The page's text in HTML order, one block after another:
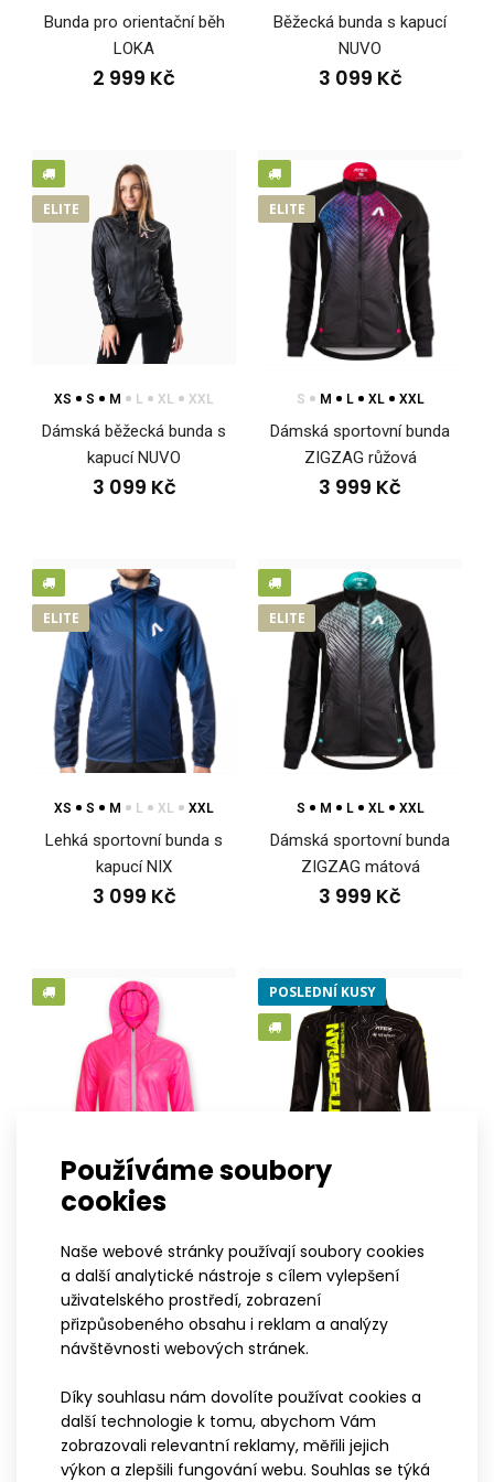
Používáme soubory
cookies
Naše webové stránky používají soubory cookies
a další analytické nástroje s cílem vylepšení
uživatelského prostředí, zobrazení
přizpůsobeného obsahu i reklam a analýzy
návštěvnosti webových stránek.
Díky souhlasu nám dovolíte používat cookies a
další technologie k tomu, abychom Vám
zobrazovali relevantní reklamy, měřili jejich
výkon a zlepšili fungování webu. Souhlas se týká
Bunda s kapucí NUVO
3 699 Kč
Lehká sportovní bunda s kapucí NUVOLehká sportovní bunda
s kapucí NUVO poskytuje všestran..
Bunda s kapucí WINTERMAN 2.0
3 499 Kč
Bunda pro orientační běh
LOKA
2 999 Kč
Běžecká bunda s kapucí
NUVO
3 099 Kč
ELITE
XS S M L XL XXL
Dámská běžecká bunda s
kapucí NUVO
3 099 Kč
ELITE
S M L XL XXL
Dámská sportovní bunda
ZIGZAG růžová
3 999 Kč
ELITE
XS S M L XL XXL
Lehká sportovní bunda s
kapucí NIX
3 099 Kč
ELITE
S M L XL XXL
Dámská sportovní bunda
ZIGZAG mátová
3 999 Kč
Dámská ultralehká větrovka
s kapucí MEI růžová
2 499 Kč
POSLEDNÍ KUSY
Dámská bunda s kapucí
WINTERMAN
2 999 Kč
POSLEDNÍ KUSY POSLEDNÍ KUSY